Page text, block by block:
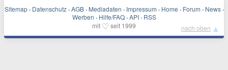
Sitemap · Datenschutz · AGB · Mediadaten · Impressum · Home · Forum · News ·
Werben · Hilfe/FAQ · API · RSS
mit ♡ seit 1999 nach oben ▲